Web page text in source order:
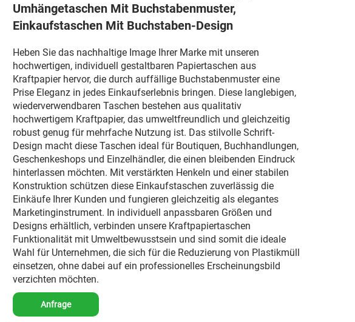
Umhängetaschen Mit Buchstabenmuster,
Einkaufstaschen Mit Buchstaben-Design
Heben Sie das nachhaltige Image Ihrer Marke mit unseren
hochwertigen, individuell gestaltbaren Papiertaschen aus
Kraftpapier hervor, die durch auffällige Buchstabenmuster eine
Prise Eleganz in jedes Einkaufserlebnis bringen. Diese langlebigen,
wiederverwendbaren Taschen bestehen aus qualitativ
hochwertigem Kraftpapier, das umweltfreundlich und gleichzeitig
robust genug für mehrfache Nutzung ist. Das stilvolle Schrift-
Design macht diese Taschen ideal für Boutiquen, Buchhandlungen,
Geschenkeshops und Einzelhändler, die einen bleibenden Eindruck
hinterlassen möchten. Mit verstärkten Henkeln und einer stabilen
Konstruktion schützen diese Einkaufstaschen zuverlässig die
Einkäufe Ihrer Kunden und fungieren gleichzeitig als elegantes
Marketinginstrument. In individuell anpassbaren Größen und
Designs erhältlich, verbinden unsere Kraftpapiertaschen
Funktionalität mit Umweltbewusstsein und sind somit die ideale
Wahl für Unternehmen, die sich für die Reduzierung von Plastikmüll
einsetzen, ohne dabei auf ein professionelles Erscheinungsbild
verzichten möchten.
Anfrage